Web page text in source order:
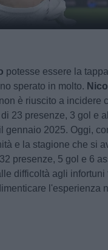
potesse essere la
sperato in molto.
non è riuscito a incidere
23 presenze, 3 gol e
gennaio 2025. Oggi,
e la stagione che si
presenze, 5 gol e 6
difficoltà agli
l'esperienza